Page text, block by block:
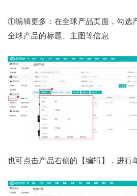
①编辑更多：在全球产品页面，勾选
全球产品的标题、主图等信息
也可点击产品右侧的【编辑】，进行